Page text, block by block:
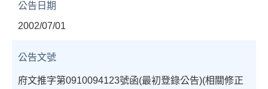
公告日期
2002/07/01
公告文號
府文推字第0910094123號函(最初登錄公告)(相關修正